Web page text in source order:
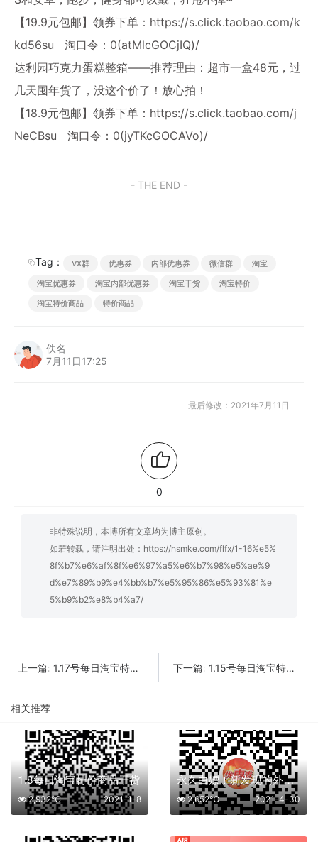
【19.9元包邮】领券下单： https://s.click.taobao.com/k
kd56su 淘口令：0(atMlcGOCjIQ)/
达利园巧克力蛋糕整箱——推荐理由：超市一盒48元，过
几天囤年货了，没这个价了！放心拍！
【18.9元包邮】领券下单： https://s.click.taobao.com/j
NeCBsu 淘口令：0(jyTKcGOCAVo)/
- THE END -
Tag： VX群 优惠券 内部优惠券 微信群
淘宝
淘宝优惠券
淘宝内部优惠券 淘宝干货
淘宝特价
淘宝特价商品
特价商品
佚名
7月11日17:25
最后修改：2021年7月11日
0
非特殊说明，本博所有文章均为博主原创。
如若转载，请注明出处： https://hsmke.com/flfx/1-16%e5%
8f%b7%e6%af%8f%e6%97%a5%e6%b7%98%e5%ae%9
d%e7%89%b9%e4%bb%b7%e5%95%86%e5%93%81%e
5%b9%b2%e8%b4%a7/
上一篇: 1.17号每日淘宝特价商品干货 下一篇: 1.15号每日淘宝特价商品干货
相关推荐
1.8每日淘宝特价商品干货
2021-1-8
2,932℃
永久白嫖！新发现的外卖漏洞！！请低调使用
2021-4-30
2,652℃